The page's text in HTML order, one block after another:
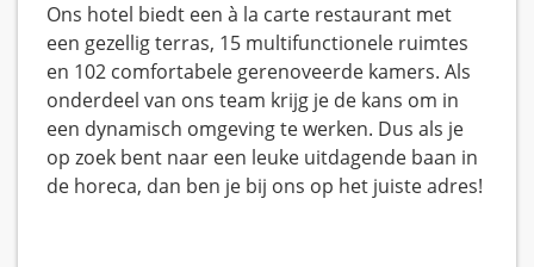
Ons hotel biedt een à la carte restaurant met
een gezellig terras, 15 multifunctionele ruimtes
en 102 comfortabele gerenoveerde kamers. Als
onderdeel van ons team krijg je de kans om in
een dynamisch omgeving te werken. Dus als je
op zoek bent naar een leuke uitdagende baan in
de horeca, dan ben je bij ons op het juiste adres!